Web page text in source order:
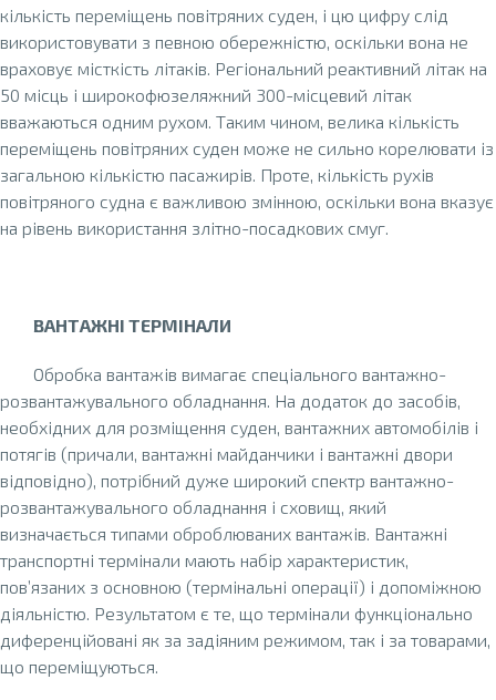
кількість переміщень повітряних суден, і цю цифру слід
використовувати з певною обережністю, оскільки вона не
враховує місткість літаків. Регіональний реактивний літак на
50 місць і широкофюзеляжний 300-місцевий літак
вважаються одним рухом. Таким чином, велика кількість
переміщень повітряних суден може не сильно корелювати із
загальною кількістю пасажирів. Проте, кількість рухів
повітряного судна є важливою змінною, оскільки вона вказує
на рівень використання злітно-посадкових смуг.
ВАНТАЖНІ ТЕРМІНАЛИ
Обробка вантажів вимагає спеціального вантажно-
розвантажувального обладнання. На додаток до засобів,
необхідних для розміщення суден, вантажних автомобілів і
потягів (причали, вантажні майданчики і вантажні двори
відповідно), потрібний дуже широкий спектр вантажно-
розвантажувального обладнання і сховищ, який
визначається типами оброблюваних вантажів. Вантажні
транспортні термінали мають набір характеристик,
пов’язаних з основною (термінальні операції) і допоміжною
діяльністю. Результатом є те, що термінали функціонально
диференційовані як за задіяним режимом, так і за товарами,
що переміщуються.